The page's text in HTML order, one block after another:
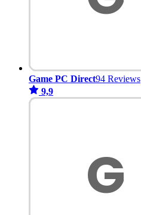
Game PC Direct94 Reviews
9,9